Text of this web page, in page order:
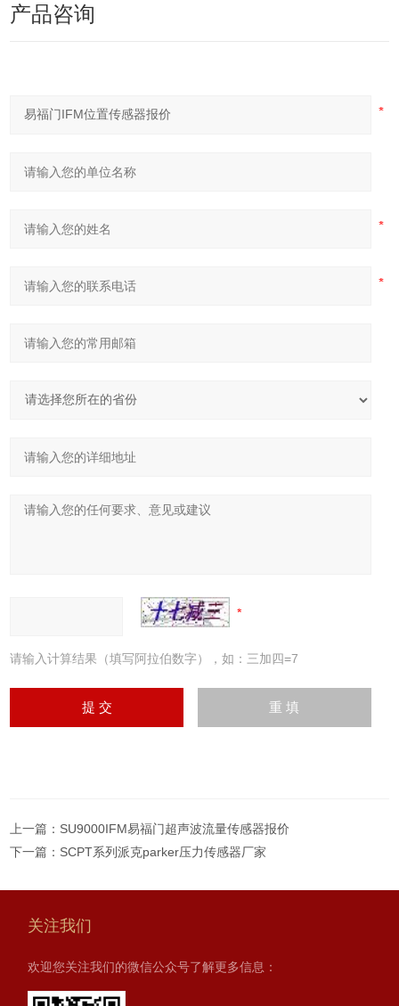
产品咨询
请输入计算结果（填写阿拉伯数字），如：三加四=7
上一篇： SU9000IFM易福门超声波流量传感器报价
下一篇： SCPT系列派克parker压力传感器厂家
关注我们
欢迎您关注我们的微信公众号了解更多信息：